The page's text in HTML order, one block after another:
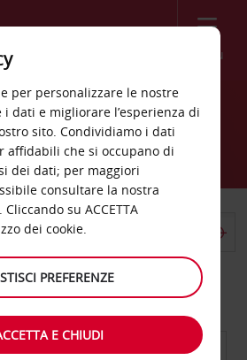
Menù
Mantova
riconsegna diversa
AL GIORNO
per personalizzare le nostre
dati e migliorare l’esperienza di
sito. Condividiamo i dati
affidabili che si occupano di
dei dati; per maggiori
consultare la nostra
. Cliccando su ACCETTA
dei cookie.
PREFERENZE
E CHIUDI